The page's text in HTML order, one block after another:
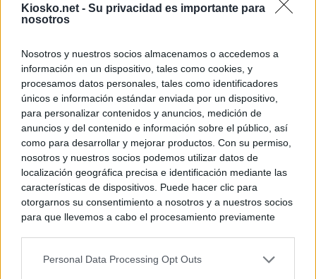
Kiosko.net - Su privacidad es importante para
nosotros
Nosotros y nuestros socios almacenamos o accedemos a
información en un dispositivo, tales como cookies, y
procesamos datos personales, tales como identificadores
únicos e información estándar enviada por un dispositivo,
para personalizar contenidos y anuncios, medición de
anuncios y del contenido e información sobre el público, así
como para desarrollar y mejorar productos. Con su permiso,
nosotros y nuestros socios podemos utilizar datos de
localización geográfica precisa e identificación mediante las
características de dispositivos. Puede hacer clic para
otorgarnos su consentimiento a nosotros y a nuestros socios
para que llevemos a cabo el procesamiento previamente
negar su consentimiento. Tenga en cuenta que algún
Personal Data Processing Opt Outs